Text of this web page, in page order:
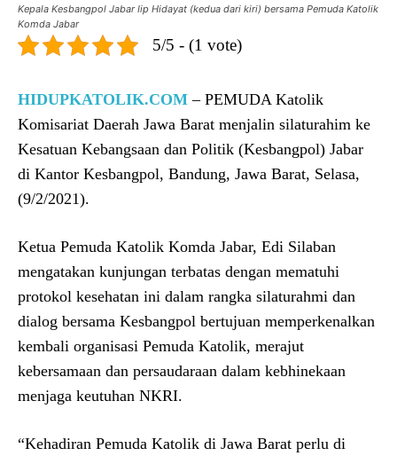
Kepala Kesbangpol Jabar Iip Hidayat (kedua dari kiri) bersama Pemuda Katolik
Komda Jabar
5/5 - (1 vote)
HIDUPKATOLIK.COM – PEMUDA Katolik
Komisariat Daerah Jawa Barat menjalin silaturahim ke
Kesatuan Kebangsaan dan Politik (Kesbangpol) Jabar
di Kantor Kesbangpol, Bandung, Jawa Barat, Selasa,
(9/2/2021).
Ketua Pemuda Katolik Komda Jabar, Edi Silaban
mengatakan kunjungan terbatas dengan mematuhi
protokol kesehatan ini dalam rangka silaturahmi dan
dialog bersama Kesbangpol bertujuan memperkenalkan
kembali organisasi Pemuda Katolik, merajut
kebersamaan dan persaudaraan dalam kebhinekaan
menjaga keutuhan NKRI.
“Kehadiran Pemuda Katolik di Jawa Barat perlu di